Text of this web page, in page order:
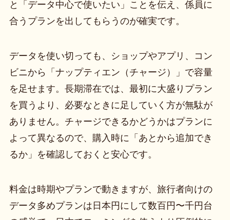
と「データ中心で使いたい」ことを伝え、係員に
合うプランを出してもらうのが確実です。
データを使い切っても、ショップやアプリ、コン
ビニから「ナップティエン（チャージ）」で容量
を足せます。長期滞在では、最初に大盛りプラン
を買うより、必要なときに足していく方が無駄が
ありません。チャージできるかどうかはプランに
よって異なるので、購入時に「あとから追加でき
るか」を確認しておくと安心です。
料金は時期やプランで動きますが、旅行者向けの
データ多めプランは日本円にして数百円〜千円台